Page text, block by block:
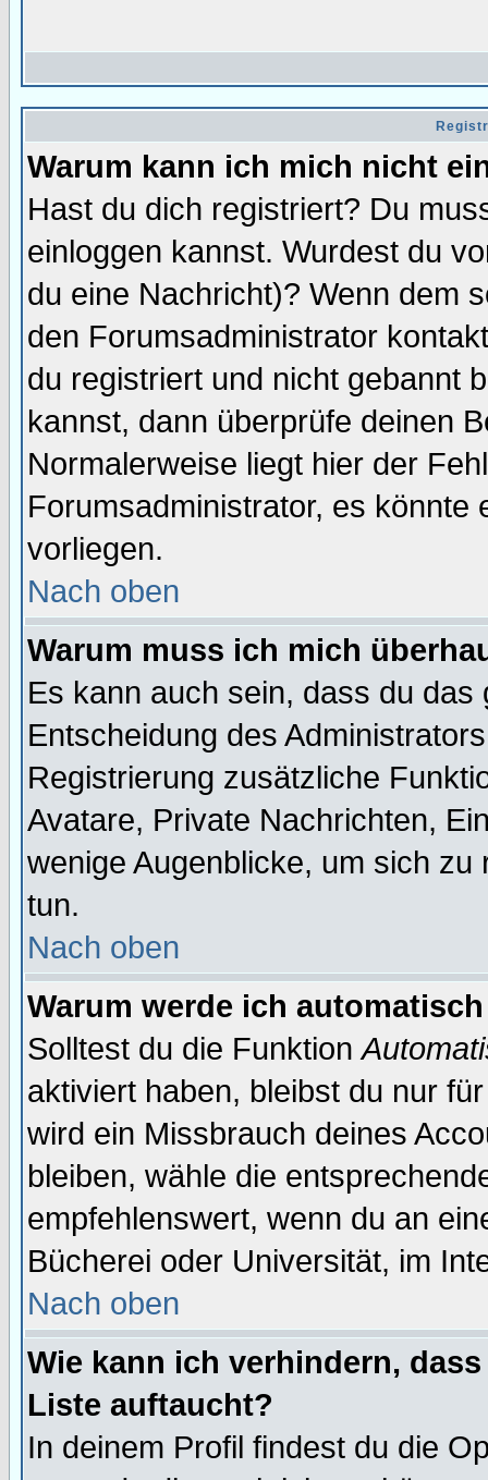
Warum kann ich mich nicht
Hast du dich registriert? Du
einloggen kannst. Wurdest du
du eine Nachricht)? Wenn dem
den Forumsadministrator
du registriert und nicht gebannt
kannst, dann überprüfe deinen
Normalerweise liegt hier der
Forumsadministrator, es könnte
vorliegen.
Nach oben
Warum muss ich mich
Es kann auch sein, dass du
Entscheidung des
Registrierung zusätzliche
Avatare, Private Nachrichten,
wenige Augenblicke, um sich
tun.
Nach oben
Warum werde ich
Solltest du die Funktion
aktiviert haben, bleibst du nur
wird ein Missbrauch deines
bleiben, wähle die
empfehlenswert, wenn du an
Bücherei oder Universität, im
Nach oben
Wie kann ich verhindern,
Liste auftaucht?
In deinem Profil findest du die